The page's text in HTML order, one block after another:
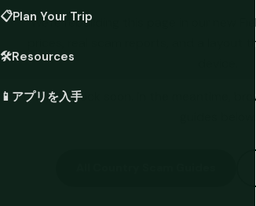
📋Plan Your Trip
🛠️Resources
📱 アプリを入手
We're rebuilding this page in our new
prices, real scam reports, and a layout
It will be back soon. In the meantime,